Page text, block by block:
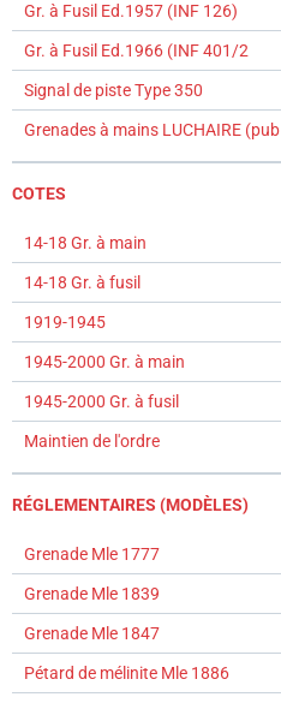
Gr. à Fusil Ed.1957 (INF 126)
Gr. à Fusil Ed.1966 (INF 401/2
Signal de piste Type 350
Grenades à mains LUCHAIRE (pub
COTES
14-18 Gr. à main
14-18 Gr. à fusil
1919-1945
1945-2000 Gr. à main
1945-2000 Gr. à fusil
Maintien de l'ordre
RÉGLEMENTAIRES (MODÈLES)
Grenade Mle 1777
Grenade Mle 1839
Grenade Mle 1847
Pétard de mélinite Mle 1886